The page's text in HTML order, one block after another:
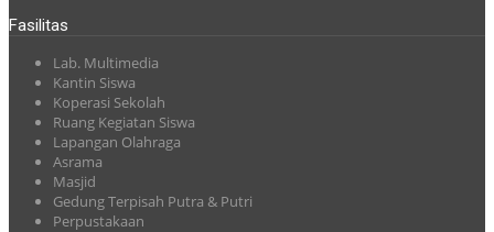
Fasilitas
Lab. Multimedia
Kantin Siswa
Koperasi Sekolah
Ruang Kegiatan Siswa
Lapangan Olahraga
Asrama
Masjid
Gedung Terpisah Putra & Putri
Perpustakaan